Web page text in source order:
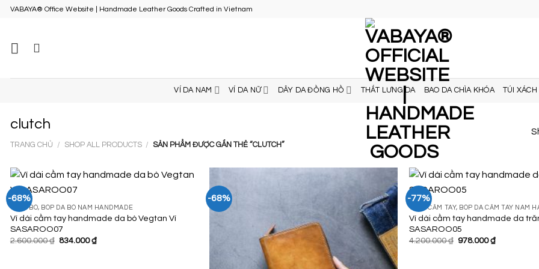
SkipVABAYA® Office Website | Handmade Leather Goods Crafted in Vietnam
VÍ DA NAM VÍ DA NỮ DÂY DA ĐỒNG HỒ THẮT LƯNG DA BAO DA CHÌA KHÓA TÚI XÁCH
clutch
TRANG CHỦ / SHOP ALL PRODUCTS / SẢN PHẨM ĐƯỢC GẮN THẺ “CLUTCH”
-68%
Add to
VÍ DA BÒ, BÓP DA BÒ NAM HANDMADE
Ví dài cầm tay handmade da bò Vegtan Ví
SASAROO07
2.600.000₫ Giá
834.000₫Giá
-68%
Add to
Wishlist
-77%
VÍ DA CẦM TAY, BÓP DA CẦM TAY NAM
Ví dài cầm tay handmade da
SASAROO05
4.200.000₫ Giá
978.000₫Giá